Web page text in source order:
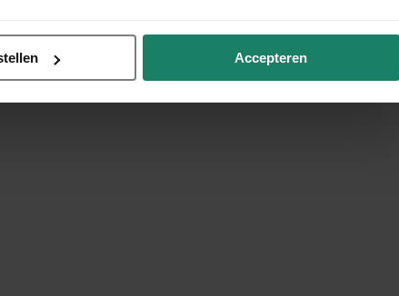
Accepteren